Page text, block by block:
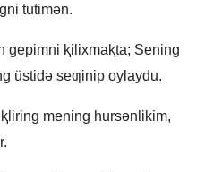
tutimǝn.
gepimni ⱪilixmaⱪta; Sening
üstidǝ seƣinip oylaydu.
mening hursǝnlikim,